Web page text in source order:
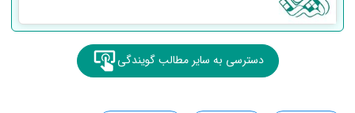
دسترسی به سایر مطالب گویندگی